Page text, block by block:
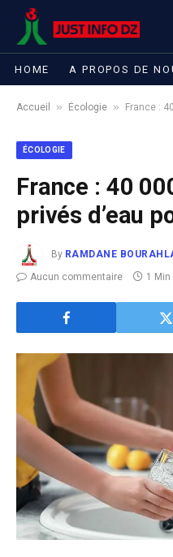
HOME A PROPOS DE
Accueil » Écologie » France :
ÉCOLOGIE
France : 40
privés d’eau
By RAMDANE
Aucun commentaire
1 Min